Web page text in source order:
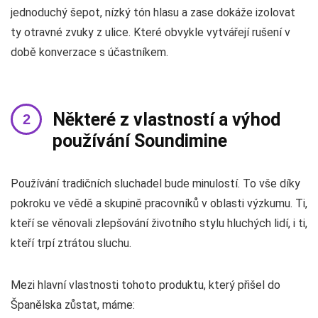
jednoduchý šepot, nízký tón hlasu a zase dokáže izolovat
ty otravné zvuky z ulice. Které obvykle vytvářejí rušení v
době konverzace s účastníkem.
Některé z vlastností a výhod
používání Soundimine
Používání tradičních sluchadel bude minulostí. To vše díky
pokroku ve vědě a skupině pracovníků v oblasti výzkumu. Ti,
kteří se věnovali zlepšování životního stylu hluchých lidí, i ti,
kteří trpí ztrátou sluchu.
Mezi hlavní vlastnosti tohoto produktu, který přišel do
Španělska zůstat, máme: